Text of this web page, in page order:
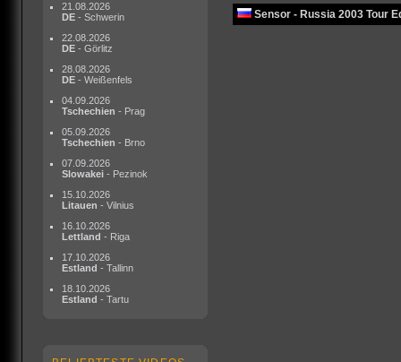
21.08.2026
DE - Schwerin
22.08.2026
DE - Görlitz
28.08.2026
DE - Weißenfels
04.09.2026
Tschechien - Prag
05.09.2026
Tschechien - Brno
07.09.2026
Slowakei - Pezinok
15.10.2026
Litauen - Vilnius
16.10.2026
Lettland - Riga
17.10.2026
Estland - Tallinn
18.10.2026
Estland - Tartu
Sensor - Russia 2003 Tour